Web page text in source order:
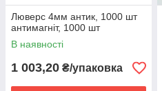
Люверс 4мм антик, 1000 шт
антимагніт, 1000 шт
В наявності
1 003,20 ₴/упаковка